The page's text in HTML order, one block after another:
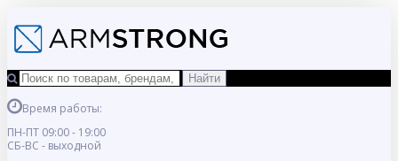
Время работы:
ПН-ПТ 09:00 - 19:00
СБ-ВС - выходной